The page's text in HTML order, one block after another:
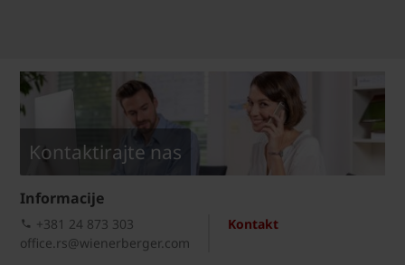
Kontaktirajte nas
Informacije
Kontakt
+381 24 873 303
office.rs@wienerberger.com